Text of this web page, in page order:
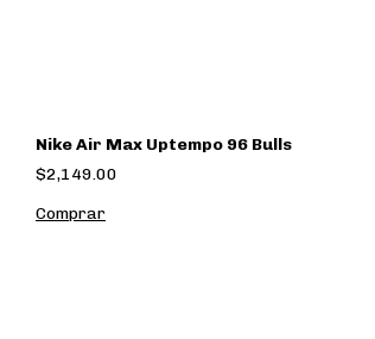
Nike Air Max Uptempo 96 Bulls
$2,149.00
Comprar